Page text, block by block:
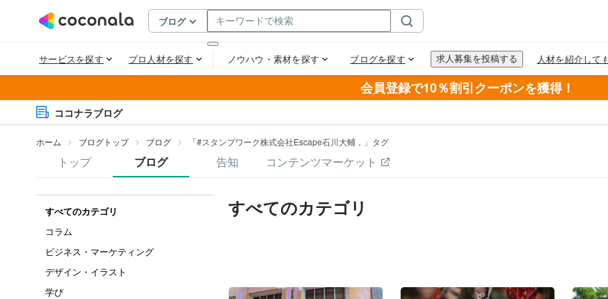
会員登録で10％割引クーポンを獲得！
ココナラブログ
ホーム ブログトップ ブログ 「#スタンプワーク株式会社Escape石川大輔，」タグ
トップ ブログ 告知 コンテンツマーケット
すべてのカテゴリ
コラム
ビジネス・マーケティング
デザイン・イラスト
学び
すべてのカテゴリ